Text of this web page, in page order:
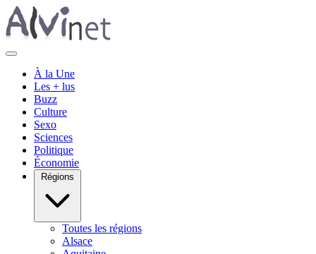
À la Une
Les + lus
Buzz
Culture
Sexo
Sciences
Politique
Économie
Régions
Toutes les régions
Alsace